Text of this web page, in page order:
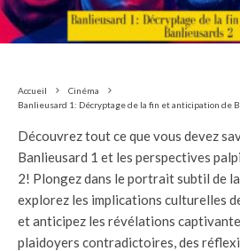
Accueil
Cinéma
Banlieusard 1: Décryptage de la fin et anticipation de
Découvrez tout ce que vous devez
Banlieusard 1 et les perspectives
2! Plongez dans le portrait subtil de la
explorez les implications culturelles
et anticipez les révélations
plaidoyers contradictoires, des